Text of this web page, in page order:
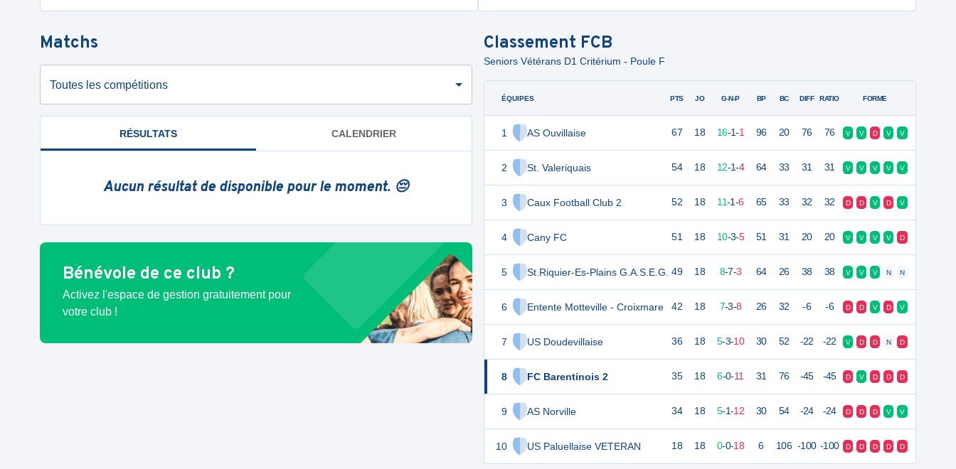
Matchs
Toutes les compétitions
RÉSULTATS CALENDRIER
Aucun résultat de disponible pour le moment. 😔
Bénévole de ce club ?
Activez l'espace de gestion gratuitement pour
votre club !
Classement FCB
Seniors Vétérans D1 Critérium - Poule F
ÉQUIPES
1 AS Ouvillaise
2 St. Valeriquais
3 Caux Football Club 2
4 Cany FC
5 St.Riquier-Es-Plains G.A.S.E.G.
6 Entente Motteville - Croixmare
7 US Doudevillaise
8 FC Barentinois 2
9 AS Norville
10 US Paluellaise VETERAN
PTS JO G-N-P BP BC DIFF RATIO FORME
67 18 16-1-1 96 20 76 76 V V D V V
54 18 12-1-4 64 33 31 31 V V V V V
52 18 11-1-6 65 33 32 32 D D V D V
51 18 10-3-5 51 31 20 20 V V V V D
49 18 8-7-3 64 26 38 38 V V V N N
42 18 7-3-8 26 32 -6 -6 D D V D V
36 18 5-3-10 30 52 -22 -22 V D D N D
35 18 6-0-11 31 76 -45 -45 D V D D D
34 18 5-1-12 30 54 -24 -24 D D D V V
18 18 0-0-18 6 106 -100 -100 D D D D D